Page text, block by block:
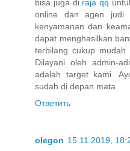
bisa juga di raja qq
online dan agen judi
kenyamanan dan
dapat menghasilkan
terbilang cukup mudah
Dilayani oleh admin-
adalah target kami.
sudah di depan mata.
Ответить
olegon 15.11.2019,